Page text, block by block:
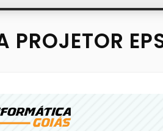
PROJETOR